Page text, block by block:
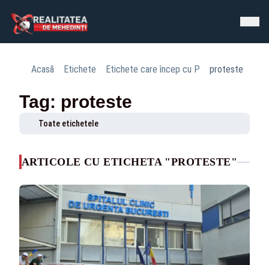
Acasă Etichete Etichete care încep cu P proteste
Tag: proteste
Toate etichetele
ARTICOLE CU ETICHETA "PROTESTE"